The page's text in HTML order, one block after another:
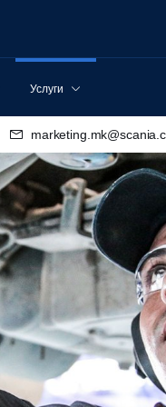
Услуги